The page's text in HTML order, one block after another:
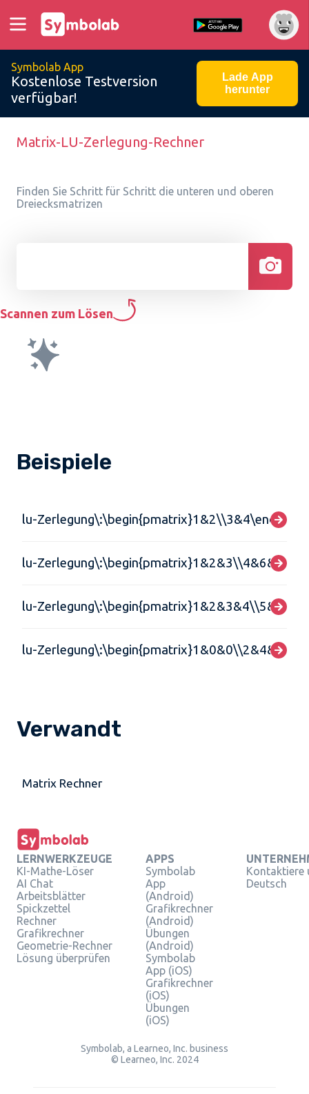
Symbolab App
Kostenlose Testversion
verfügbar!
Lade App
herunter
Matrix-LU-Zerlegung-Rechner
Finden Sie Schritt für Schritt die unteren und oberen
Dreiecksmatrizen
Scannen zum Lösen
Beispiele
lu-
lu-
lu-
lu-
Verwandt
Matrix Rechner
LERNWERKZEUGE
KI-Mathe-Löser
AI Chat
Arbeitsblätter
Spickzettel
Rechner
Grafikrechner
Geometrie-Rechner
Lösung überprüfen
APPS
Symbolab
App
(Android)
Grafikrechner
(Android)
Übungen
(Android)
Symbolab
App (iOS)
Grafikrechner
(iOS)
Übungen
(iOS)
Kontaktiere
Deutsch
Symbolab, a Learneo, Inc. business
© Learneo, Inc. 2024